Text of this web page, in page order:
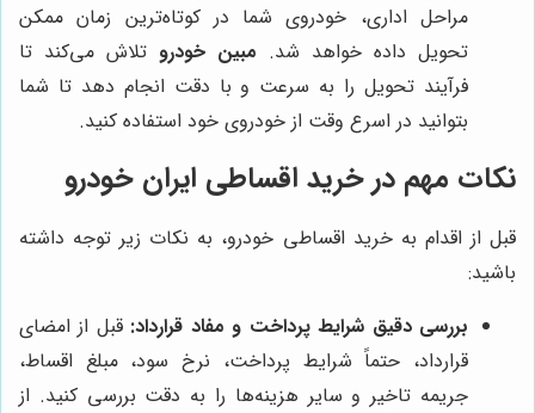
مراحل اداری، خودروی شما در کوتاه‌ترین زمان ممکن
تحویل داده خواهد شد. مبین خودرو تلاش می‌کند تا
فرآیند تحویل را به سرعت و با دقت انجام دهد تا شما
بتوانید در اسرع وقت از خودروی خود استفاده کنید.
نکات مهم در خرید اقساطی ایران خودرو
قبل از اقدام به خرید اقساطی خودرو، به نکات زیر توجه داشته
باشید:
بررسی دقیق شرایط پرداخت و مفاد قرارداد: قبل از امضای
قرارداد، حتماً شرایط پرداخت، نرخ سود، مبلغ اقساط،
جریمه تاخیر و سایر هزینه‌ها را به دقت بررسی کنید. از